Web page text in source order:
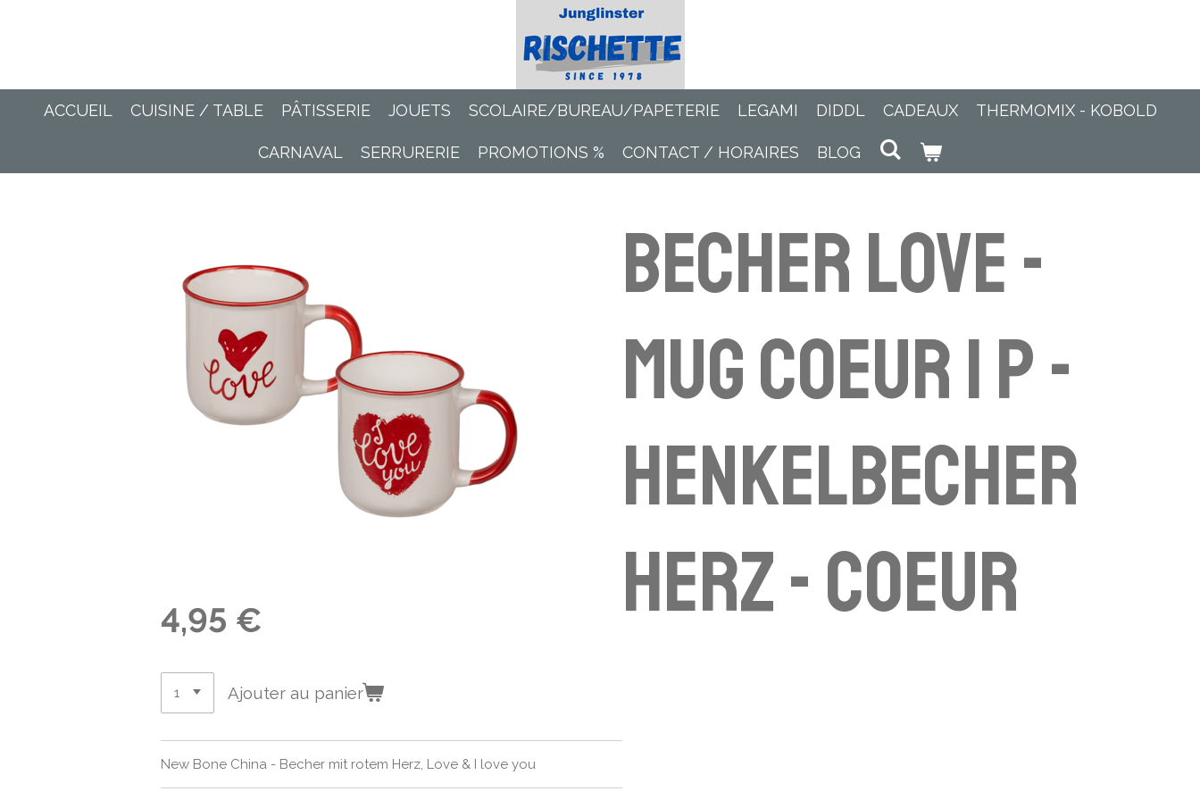
ACCUEIL CUISINE / TABLE PÂTISSERIE JOUETS SCOLAIRE/BUREAU/PAPETERIE LEGAMI DIDDL CADEAUX THERMOMIX - KOBOLD
CARNAVAL SERRURERIE PROMOTIONS % CONTACT / HORAIRES BLOG
Becher Love -
mug coeur 1 p -
Henkelbecher
Herz - coeur
4,95 €
Ajouter au panier
New Bone China - Becher mit rotem Herz, Love & I love you